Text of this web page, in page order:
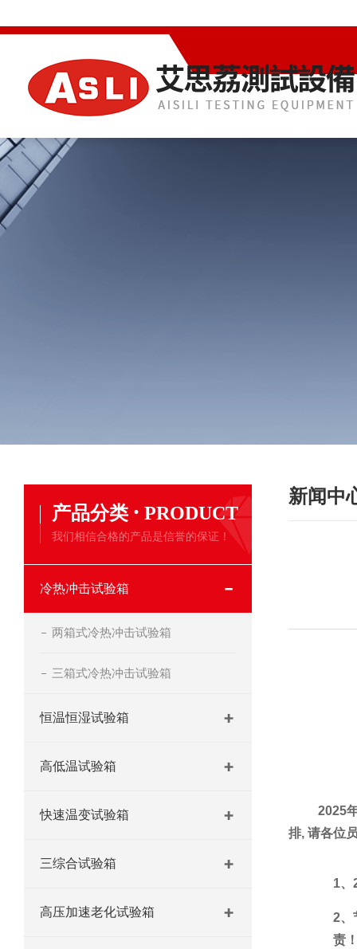
产品分类 · PRODUCT
我们相信合格的产品是信誉的保证！
冷热冲击试验箱
两箱式冷热冲击试验箱
三箱式冷热冲击试验箱
恒温恒湿试验箱
高低温试验箱
快速温变试验箱
三综合试验箱
高压加速老化试验箱
新闻中
2025
排, 请各位
1、
2、
责